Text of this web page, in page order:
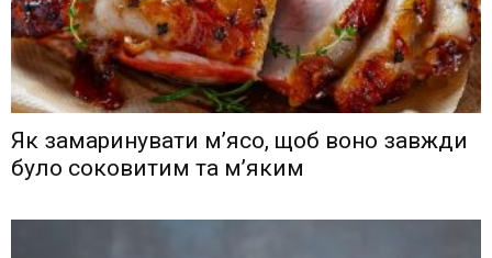
Як замаринувати м’ясо, щоб воно завжди
було соковитим та м’яким